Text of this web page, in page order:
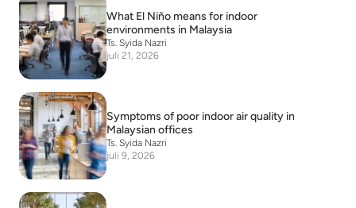
What El Niño means for indoor
environments in Malaysia
Ts. Syida Nazri
juli 21, 2026
Symptoms of poor indoor air quality in
Malaysian offices
Ts. Syida Nazri
juli 9, 2026